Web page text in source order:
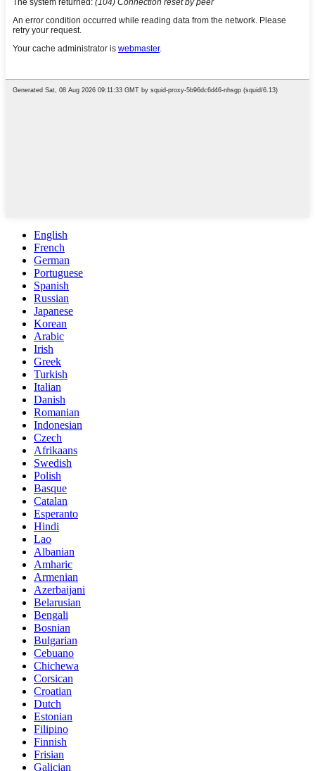
English
French
German
Portuguese
Spanish
Russian
Japanese
Korean
Arabic
Irish
Greek
Turkish
Italian
Danish
Romanian
Indonesian
Czech
Afrikaans
Swedish
Polish
Basque
Catalan
Esperanto
Hindi
Lao
Albanian
Amharic
Armenian
Azerbaijani
Belarusian
Bengali
Bosnian
Bulgarian
Cebuano
Chichewa
Corsican
Croatian
Dutch
Estonian
Filipino
Finnish
Frisian
Galician